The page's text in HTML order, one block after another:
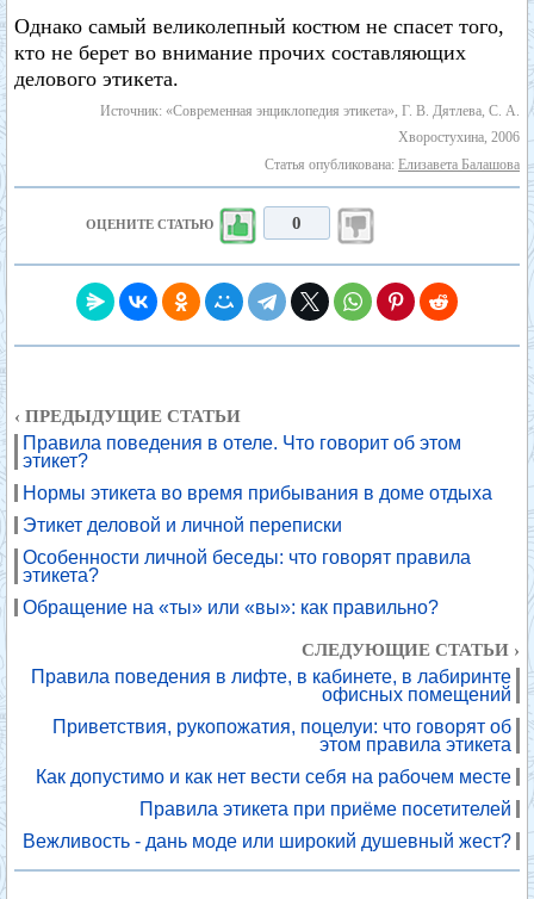
Однако самый великолепный костюм не спасет того,
кто не берет во внимание прочих составляющих
делового этикета.
Источник: «Современная энциклопедия этикета», Г. В. Дятлева, С. А.
Хворостухина, 2006
Статья опубликована: Елизавета Балашова
ОЦЕНИТЕ СТАТЬЮ 0
‹ ПРЕДЫДУЩИЕ СТАТЬИ
Правила поведения в отеле. Что говорит об этом
этикет?
Нормы этикета во время прибывания в доме отдыха
Этикет деловой и личной переписки
Особенности личной беседы: что говорят правила
этикета?
Обращение на «ты» или «вы»: как правильно?
СЛЕДУЮЩИЕ СТАТЬИ ›
Правила поведения в лифте, в кабинете, в лабиринте
офисных помещений
Приветствия, рукопожатия, поцелуи: что говорят об
этом правила этикета
Как допустимо и как нет вести себя на рабочем месте
Правила этикета при приёме посетителей
Вежливость - дань моде или широкий душевный жест?